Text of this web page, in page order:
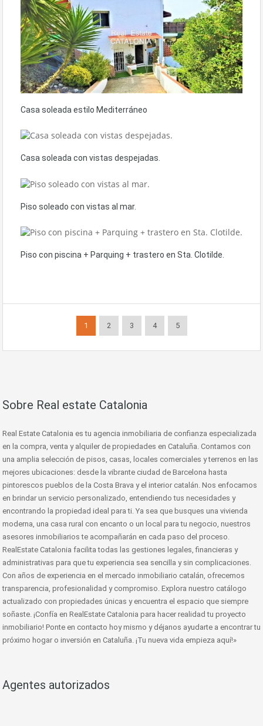
Casa soleada estilo Mediterráneo
Casa soleada con vistas despejadas.
Piso soleado con vistas al mar.
Piso con piscina + Parquing + trastero en Sta. Clotilde.
1 2 3 4 5
Sobre Real estate Catalonia
Real Estate Catalonia es tu agencia inmobiliaria de confianza especializada
en la compra, venta y alquiler de propiedades en Cataluña. Contamos con
una amplia selección de pisos, casas, locales comerciales y terrenos en las
mejores ubicaciones: desde la vibrante ciudad de Barcelona hasta
pintorescos pueblos de la Costa Brava y el interior catalán. Nos enfocamos
en brindar un servicio personalizado, entendiendo tus necesidades y
encontrando la propiedad ideal para ti. Ya sea que busques una vivienda
moderna, una casa rural con encanto o un local para tu negocio, nuestros
asesores inmobiliarios te acompañarán en cada paso del proceso.
RealEstate Catalonia facilita todas las gestiones legales, financieras y
administrativas para que tu experiencia sea sencilla y sin complicaciones.
Con años de experiencia en el mercado inmobiliario catalán, ofrecemos
transparencia, profesionalidad y compromiso. Explora nuestro catálogo
actualizado con propiedades únicas y encuentra el espacio que siempre
soñaste. ¡Confía en RealEstate Catalonia para hacer realidad tu proyecto
inmobiliario! Ponte en contacto hoy mismo y déjanos ayudarte a encontrar tu
próximo hogar o inversión en Cataluña. ¡Tu nueva vida empieza aquí!»
Agentes autorizados